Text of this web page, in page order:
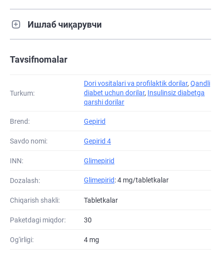
Ишлаб чиқарувчи
Tavsifnomalar
Turkum:
Dori vositalari va profilaktik dorilar, Qandli
diabet uchun dorilar, Insulinsiz diabetga
qarshi dorilar
Brend: Gepirid
Savdo nomi: Gepirid 4
INN: Glimepirid
Dozalash: Glimepirid: 4 mg/tabletkalar
Chiqarish shakli: Tabletkalar
Paketdagi miqdor: 30
Og'irligi: 4 mg